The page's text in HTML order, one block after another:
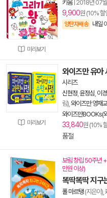
미리보기
키움| 2018년 07월
9,900원 (10%
양탄자배송 내일
미리보기
와이즈만 유아
시리즈
신현정 윤정심 이경
림), 와이즈만 영재
와이즈만BOOKs(
33,840원 (10%
품절
보림 창립 50주년
만원 이상)
똑딱똑딱 지구
폴 마르탱(지은이),